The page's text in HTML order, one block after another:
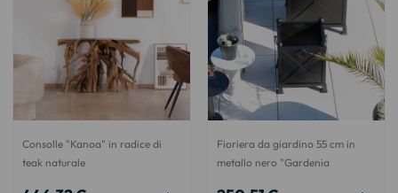
Consolle "Kanoa" in radice di
teak naturale
Fioriera da giardino 55 cm in
metallo nero "Gardenia